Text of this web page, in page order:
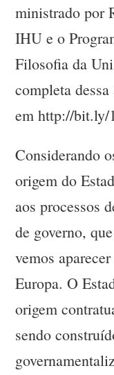
ministrado por
IHU e o
Filosofia da
completa
em http://bit.ly/
Considerando
origem do
aos processos
de governo,
vemos
Europa. O
origem
sendo